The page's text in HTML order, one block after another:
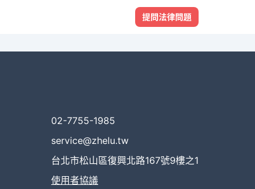
提問法律問題
02-7755-1985
service@zhelu.tw
台北市松山區復興北路167號9樓之1
使用者協議